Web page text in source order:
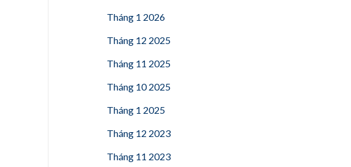
Tháng 1 2026
Tháng 12 2025
Tháng 11 2025
Tháng 10 2025
Tháng 1 2025
Tháng 12 2023
Tháng 11 2023